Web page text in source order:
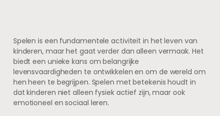
Spelen is een fundamentele activiteit in het leven van
kinderen, maar het gaat verder dan alleen vermaak. Het
biedt een unieke kans om belangrijke
levensvaardigheden te ontwikkelen en om de wereld om
hen heen te begrijpen. Spelen met betekenis houdt in
dat kinderen niet alleen fysiek actief zijn, maar ook
emotioneel en sociaal leren.